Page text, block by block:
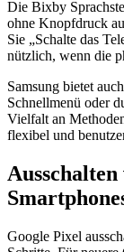
Die Bixby
ohne Knopfdruck
Sie „Schalte das
nützlich, wenn die
Samsung bietet
Schnellmenü oder
Vielfalt an
flexibel und
Google Pixel